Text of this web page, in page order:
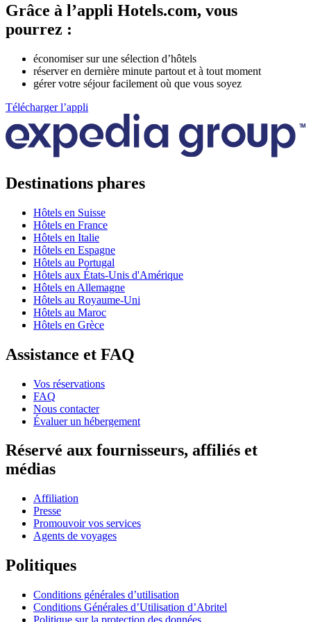
Grâce à l’appli Hotels.com, vous
pourrez :
économiser sur une sélection d’hôtels
réserver en dernière minute partout et à tout moment
gérer votre séjour facilement où que vous soyez
Télécharger l’appli
Destinations phares
Hôtels en Suisse
Hôtels en France
Hôtels en Italie
Hôtels en Espagne
Hôtels au Portugal
Hôtels aux États-Unis d'Amérique
Hôtels en Allemagne
Hôtels au Royaume-Uni
Hôtels au Maroc
Hôtels en Grèce
Assistance et FAQ
Vos réservations
FAQ
Nous contacter
Évaluer un hébergement
Réservé aux fournisseurs, affiliés et
médias
Affiliation
Presse
Promouvoir vos services
Agents de voyages
Politiques
Conditions générales d’utilisation
Conditions Générales d’Utilisation d’Abritel